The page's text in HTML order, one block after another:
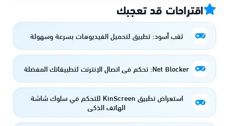
اقتراحات قد تعجبك
ثقب أسود: تطبيق لتحميل الفيديوهات بسرعة وسهولة
Net Blocker: تحكم في اتصال الإنترنت لتطبيقاتك المفضلة
استعراض تطبيق KinScreen للتحكم في سلوك شاشة
الهاتف الذكي